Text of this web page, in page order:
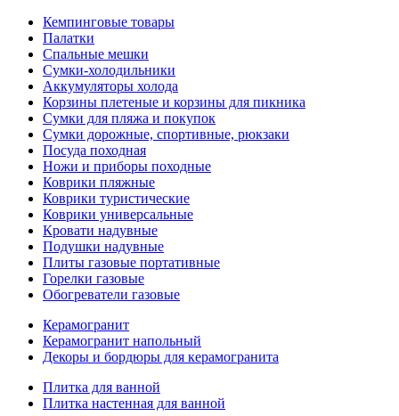
Кемпинговые товары
Палатки
Спальные мешки
Сумки-холодильники
Аккумуляторы холода
Корзины плетеные и корзины для пикника
Сумки для пляжа и покупок
Сумки дорожные, спортивные, рюкзаки
Посуда походная
Ножи и приборы походные
Коврики пляжные
Коврики туристические
Коврики универсальные
Кровати надувные
Подушки надувные
Плиты газовые портативные
Горелки газовые
Обогреватели газовые
Керамогранит
Керамогранит напольный
Декоры и бордюры для керамогранита
Плитка для ванной
Плитка настенная для ванной